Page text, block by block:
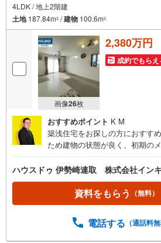
4LDK / 地上2階建
土地187.84m2 /建物 100.6m2
画像26枚
2,380万円
成約でもらえ
おすすめポイント K M
築浅住宅をお探しの方におすす
ため建物の状態が良く、初期の
それぞれの居室をしっかり確保
の広さがあり、ゆとりある空間
面では、浴室乾燥機や追焚機能
ォークインクローゼットなど、
有されるご家庭にも対応可能で
ハウスドゥ 伊勢崎連取 株式会社イン
資料をもらう （無料）
電話する （通話料無